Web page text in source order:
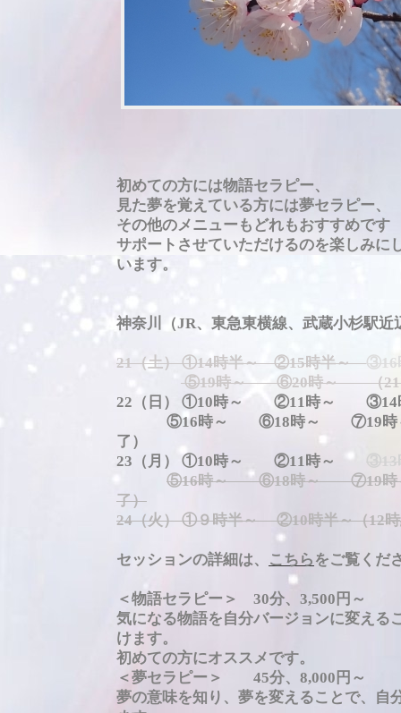
初めての方には物語セラピー、
見た夢を覚えている方には夢セラピー、
その他のメニューもどれもおすすめです
サポートさせていただけるのを楽しみに
います。
神奈川（JR、東急東横線、武蔵小杉駅近
21（土） ①14時半～ ②15時半～③16
⑤19時～ ⑥20時～ （21
22（日） ①10時～ ②11時～
⑤16時～ ⑥18時～ ⑦19時～
了）
23（月） ①10時～ ②11時～
⑤16時～ ⑥18時～ ⑦19時
了）
24（火） ①９時半～ ②10時半～（12
セッションの詳細は、 こちら をご覧くだ
＜物語セラピー＞ 30分、3,500円～
気になる物語を自分バージョンに変える
けます。
初めての方にオススメです。
＜夢セラピー＞ 45分、8,000円～
夢の意味を知り、夢を変えることで、自